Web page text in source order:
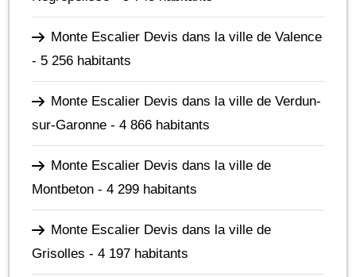
Monte Escalier Devis dans la ville de Valence
- 5 256 habitants
Monte Escalier Devis dans la ville de Verdun-
sur-Garonne - 4 866 habitants
Monte Escalier Devis dans la ville de
Montbeton - 4 299 habitants
Monte Escalier Devis dans la ville de
Grisolles - 4 197 habitants